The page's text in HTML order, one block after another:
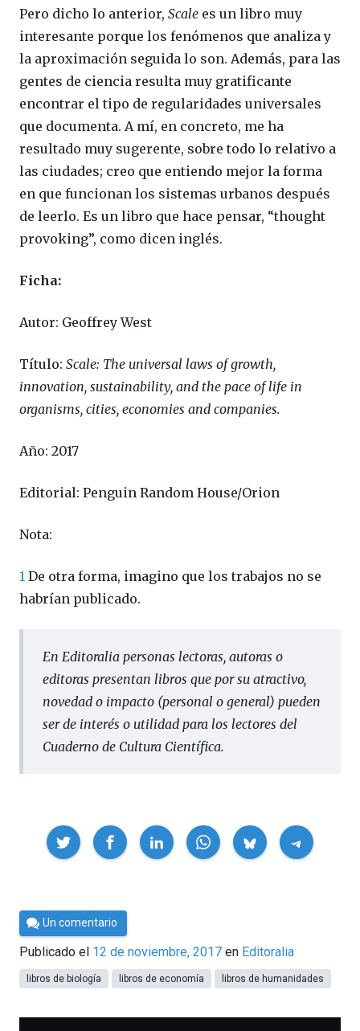
Pero dicho lo anterior, Scale es un libro muy
interesante porque los fenómenos que analiza y
la aproximación seguida lo son. Además, para las
gentes de ciencia resulta muy gratificante
encontrar el tipo de regularidades universales
que documenta. A mí, en concreto, me ha
resultado muy sugerente, sobre todo lo relativo a
las ciudades; creo que entiendo mejor la forma
en que funcionan los sistemas urbanos después
de leerlo. Es un libro que hace pensar, “thought
provoking”, como dicen inglés.
Ficha:
Autor: Geoffrey West
Título: Scale: The universal laws of growth,
innovation, sustainability, and the pace of life in
organisms, cities, economies and companies.
Año: 2017
Editorial: Penguin Random House/Orion
Nota:
1 De otra forma, imagino que los trabajos no se
habrían publicado.
En Editoralia personas lectoras, autoras o
editoras presentan libros que por su atractivo,
novedad o impacto (personal o general) pueden
ser de interés o utilidad para los lectores del
Cuaderno de Cultura Científica.
Compartir
Por
César
Tomé
Un comentario
Publicado el 12 de noviembre, 2017 en Editoralia
libros de biología libros de economía libros de humanidades